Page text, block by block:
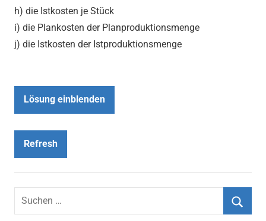
h) die Istkosten je Stück
i) die Plankosten der Planproduktionsmenge
j) die Istkosten der Istproduktionsmenge
Lösung einblenden
Refresh
Suchen
nach: